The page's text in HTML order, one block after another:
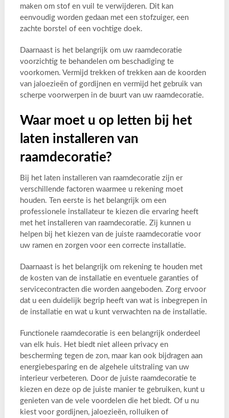
maken om stof en vuil te verwijderen. Dit kan
eenvoudig worden gedaan met een stofzuiger, een
zachte borstel of een vochtige doek.
Daarnaast is het belangrijk om uw raamdecoratie
voorzichtig te behandelen om beschadiging te
voorkomen. Vermijd trekken of trekken aan de koorden
van jaloezieën of gordijnen en vermijd het gebruik van
scherpe voorwerpen in de buurt van uw raamdecoratie.
Waar moet u op letten bij het
laten installeren van
raamdecoratie?
Bij het laten installeren van raamdecoratie zijn er
verschillende factoren waarmee u rekening moet
houden. Ten eerste is het belangrijk om een
professionele installateur te kiezen die ervaring heeft
met het installeren van raamdecoratie. Zij kunnen u
helpen bij het kiezen van de juiste raamdecoratie voor
uw ramen en zorgen voor een correcte installatie.
Daarnaast is het belangrijk om rekening te houden met
de kosten van de installatie en eventuele garanties of
servicecontracten die worden aangeboden. Zorg ervoor
dat u een duidelijk begrip heeft van wat is inbegrepen in
de installatie en wat u kunt verwachten na de installatie.
Functionele raamdecoratie is een belangrijk onderdeel
van elk huis. Het biedt niet alleen privacy en
bescherming tegen de zon, maar kan ook bijdragen aan
energiebesparing en de algehele uitstraling van uw
interieur verbeteren. Door de juiste raamdecoratie te
kiezen en deze op de juiste manier te gebruiken, kunt u
genieten van de vele voordelen die het biedt. Of u nu
kiest voor gordijnen, jaloezieën, rolluiken of